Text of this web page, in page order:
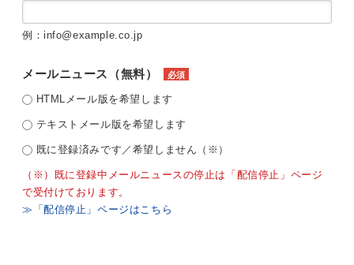
例：info@example.co.jp
メールニュース（無料） 必須
HTMLメール版を希望します
テキストメール版を希望します
既に登録済みです／希望しません（※）
（※）既に登録中メールニュースの停止は「配信停止」ページ
で受付けております。
≫「配信停止」ページはこちら